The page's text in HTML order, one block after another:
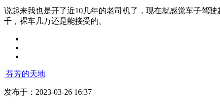
说起来我也是开了近10几年的老司机了，现在就感觉车子驾
千，裸车几万还是能接受的。